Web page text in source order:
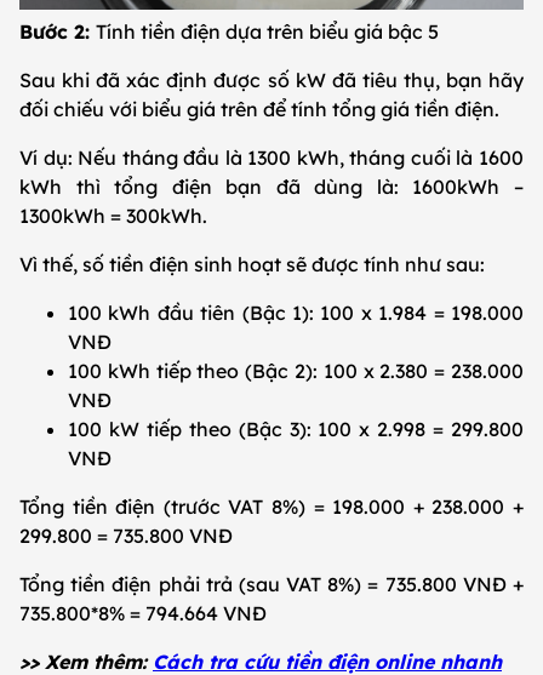
Bước 2: Tính tiền điện dựa trên biểu giá bậc 5
Sau khi đã xác định được số kW đã tiêu thụ, bạn hãy
đối chiếu với biểu giá trên để tính tổng giá tiền điện.
Ví dụ: Nếu tháng đầu là 1300 kWh, tháng cuối là 1600
kWh thì tổng điện bạn đã dùng là: 1600kWh –
1300kWh = 300kWh.
Vì thế, số tiền điện sinh hoạt sẽ được tính như sau:
100 kWh đầu tiên (Bậc 1): 100 x 1.984 = 198.000
VNĐ
100 kWh tiếp theo (Bậc 2): 100 x 2.380 = 238.000
VNĐ
100 kW tiếp theo (Bậc 3): 100 x 2.998 = 299.800
VNĐ
Tổng tiền điện (trước VAT 8%) = 198.000 + 238.000 +
299.800 = 735.800 VNĐ
Tổng tiền điện phải trả (sau VAT 8%) = 735.800 VNĐ +
735.800*8% = 794.664 VNĐ
>> Xem thêm: Cách tra cứu tiền điện online nhanh